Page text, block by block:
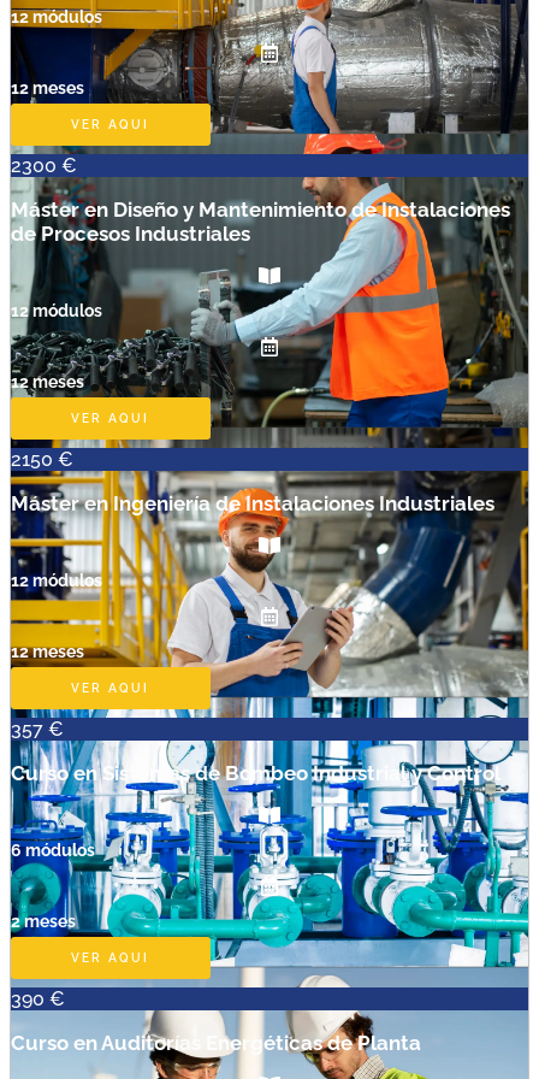
12 módulos
12 meses
VER AQUI
2300 €
Máster en Diseño y Mantenimiento de Instalaciones
de Procesos Industriales
12 módulos
12 meses
VER AQUI
2150 €
Máster en Ingeniería de Instalaciones Industriales
12 módulos
12 meses
VER AQUI
357 €
Curso en Sistemas de Bombeo Industrial y Control
6 módulos
2 meses
VER AQUI
390 €
Curso en Auditorías Energéticas de Planta